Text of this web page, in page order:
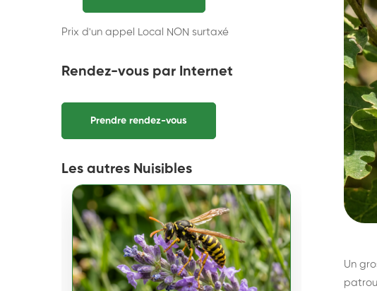
Prix d'un appel Local NON surtaxé
Rendez-vous par Internet
Prendre rendez-vous
Les autres Nuisibles
Un